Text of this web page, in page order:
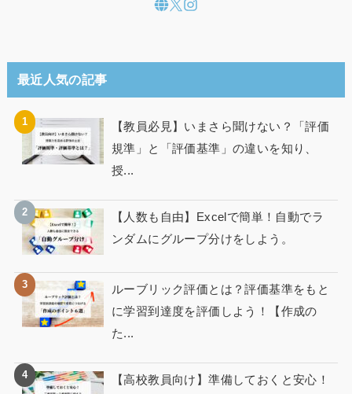
最近人気の記事
【教員必見】いまさら聞けない？「評価
規準」と「評価基準」の違いを知り、
授...
【人数も自由】Excelで簡単！自動でラ
ンダムにグループ分けをしよう。
ルーブリック評価とは？評価基準をもと
に学習到達度を評価しよう！【作成の
た...
【高校教員向け】準備しておくと安心！